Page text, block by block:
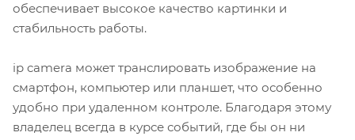
обеспечивает высокое качество картинки и
стабильность работы.
ip camera может транслировать изображение на
смартфон, компьютер или планшет, что особенно
удобно при удаленном контроле. Благодаря этому
владелец всегда в курсе событий, где бы он ни